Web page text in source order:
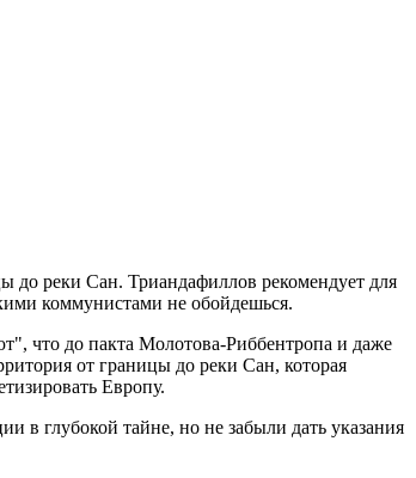
до реки Сан. Триандафиллов рекомендует для
коммунистами не обойдешься.
что до пакта Молотова-Риббентропа и даже
от границы до реки Сан, которая
Европу.
в глубокой тайне, но не забыли дать указания